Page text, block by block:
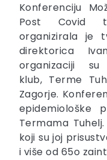
Konferenciju
Post Covid
organizirala je
direktorica
organizaciji
klub, Terme
Zagorje.
epidemiološke
Termama
koji su joj
i više od 65o